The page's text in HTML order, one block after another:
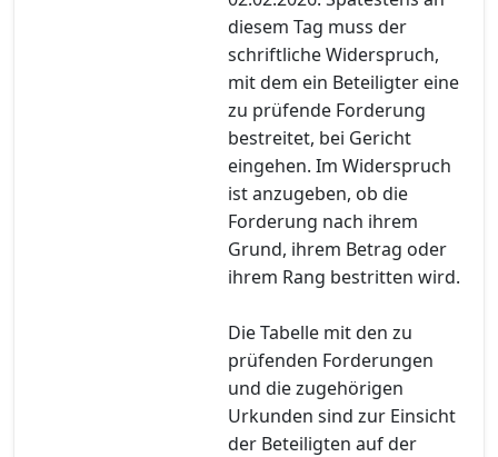
diesem Tag muss der
schriftliche Widerspruch,
mit dem ein Beteiligter eine
zu prüfende Forderung
bestreitet, bei Gericht
eingehen. Im Widerspruch
ist anzugeben, ob die
Forderung nach ihrem
Grund, ihrem Betrag oder
ihrem Rang bestritten wird.
Die Tabelle mit den zu
prüfenden Forderungen
und die zugehörigen
Urkunden sind zur Einsicht
der Beteiligten auf der